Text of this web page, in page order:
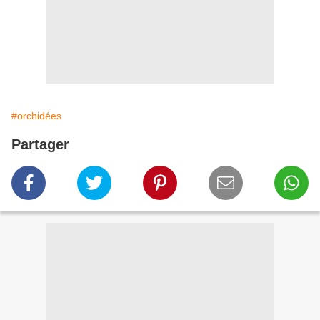
#orchidées
Partager